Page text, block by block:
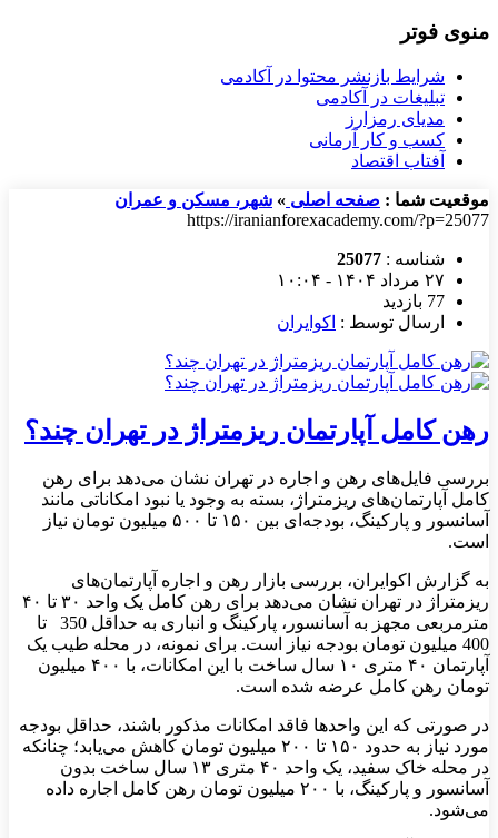
منوی فوتر
شرایط بازنشر محتوا در آکادمی
تبلیغات در آکادمی
مدیای رمزارز
کسب و کار آرمانی
آفتاب اقتصاد
موقعیت شما : صفحه اصلی » شهر، مسکن و عمران
https://iranianforexacademy.com/?p=25077
شناسه : 25077
۲۷ مرداد ۱۴۰۴ - ۱۰:۰۴
77 بازدید
ارسال توسط : اکوایران
رهن کامل آپارتمان ریزمتراژ در تهران چند؟
بررسی فایل‌های رهن و اجاره در تهران نشان می‌دهد برای رهن
کامل آپارتمان‌های ریزمتراژ، بسته به وجود یا نبود امکاناتی مانند
آسانسور و پارکینگ، بودجه‌ای بین ۱۵۰ تا ۵۰۰ میلیون تومان نیاز
است.
به گزارش اکوایران، بررسی بازار رهن و اجاره آپارتمان‌های
ریزمتراژ در تهران نشان می‌دهد برای رهن کامل یک واحد ۳۰ تا ۴۰
مترمربعی مجهز به آسانسور، پارکینگ و انباری به حداقل 350 تا
400 میلیون تومان بودجه نیاز است. برای نمونه، در محله طیب یک
آپارتمان ۴۰ متری ۱۰ سال ساخت با این امکانات، با ۴۰۰ میلیون
تومان رهن کامل عرضه شده است.
در صورتی که این واحدها فاقد امکانات مذکور باشند، حداقل بودجه
مورد نیاز به حدود ۱۵۰ تا ۲۰۰ میلیون تومان کاهش می‌یابد؛ چنانکه
در محله خاک سفید، یک واحد ۴۰ متری ۱۳ سال ساخت بدون
آسانسور و پارکینگ، با ۲۰۰ میلیون تومان رهن کامل اجاره داده
می‌شود.